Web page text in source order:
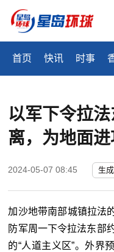
首页 快讯 时事
以军下令拉
离，为地面
2024-05-07 08:45 生
加沙地带南部城镇拉法
防军周一下令拉法东部
的“人道主义区”。外界